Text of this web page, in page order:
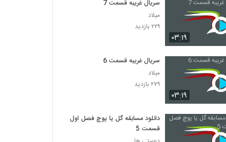
۰۳:۱۹
سریال غریبه قسمت 7
میلاد
۲۲۹ بازدید
۰۳:۱۹
سریال غریبه قسمت 6
میلاد
۲۷۹ بازدید
دانلود مسابقه گل یا پوچ فصل اول
قسمت 5